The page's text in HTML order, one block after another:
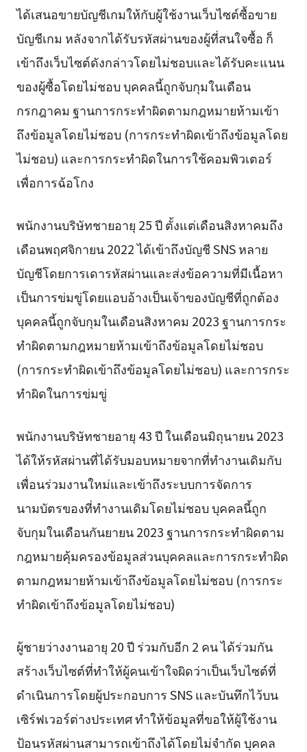
ได้เสนอขายบัญชีเกมให้กับผู้ใช้งานเว็บไซต์ซื้อขาย
บัญชีเกม หลังจากได้รับรหัสผ่านของผู้ที่สนใจซื้อ ก็
เข้าถึงเว็บไซต์ดังกล่าวโดยไม่ชอบและได้รับคะแนน
ของผู้ซื้อโดยไม่ชอบ บุคคลนี้ถูกจับกุมในเดือน
กรกฎาคม ฐานการกระทำผิดตามกฎหมายห้ามเข้า
ถึงข้อมูลโดยไม่ชอบ (การกระทำผิดเข้าถึงข้อมูลโดย
ไม่ชอบ) และการกระทำผิดในการใช้คอมพิวเตอร์
เพื่อการฉ้อโกง
พนักงานบริษัทชายอายุ 25 ปี ตั้งแต่เดือนสิงหาคมถึง
เดือนพฤศจิกายน 2022 ได้เข้าถึงบัญชี SNS หลาย
บัญชีโดยการเดารหัสผ่านและส่งข้อความที่มีเนื้อหา
เป็นการข่มขู่โดยแอบอ้างเป็นเจ้าของบัญชีที่ถูกต้อง
บุคคลนี้ถูกจับกุมในเดือนสิงหาคม 2023 ฐานการกระ
ทำผิดตามกฎหมายห้ามเข้าถึงข้อมูลโดยไม่ชอบ
(การกระทำผิดเข้าถึงข้อมูลโดยไม่ชอบ) และการกระ
ทำผิดในการข่มขู่
พนักงานบริษัทชายอายุ 43 ปี ในเดือนมิถุนายน 2023
ได้ให้รหัสผ่านที่ได้รับมอบหมายจากที่ทำงานเดิมกับ
เพื่อนร่วมงานใหม่และเข้าถึงระบบการจัดการ
นามบัตรของที่ทำงานเดิมโดยไม่ชอบ บุคคลนี้ถูก
จับกุมในเดือนกันยายน 2023 ฐานการกระทำผิดตาม
กฎหมายคุ้มครองข้อมูลส่วนบุคคลและการกระทำผิด
ตามกฎหมายห้ามเข้าถึงข้อมูลโดยไม่ชอบ (การกระ
ทำผิดเข้าถึงข้อมูลโดยไม่ชอบ)
ผู้ชายว่างงานอายุ 20 ปี ร่วมกับอีก 2 คน ได้ร่วมกัน
สร้างเว็บไซต์ที่ทำให้ผู้คนเข้าใจผิดว่าเป็นเว็บไซต์ที่
ดำเนินการโดยผู้ประกอบการ SNS และบันทึกไว้บน
เซิร์ฟเวอร์ต่างประเทศ ทำให้ข้อมูลที่ขอให้ผู้ใช้งาน
ป้อนรหัสผ่านสามารถเข้าถึงได้โดยไม่จำกัด บุคคล